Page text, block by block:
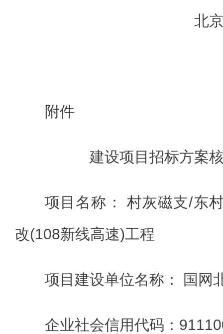
北
附件
建设项目招标方案
项目名称： 村灰磁支/东
改(108新线高速)工程
项目建设单位名称： 国网
企业社会信用代码：